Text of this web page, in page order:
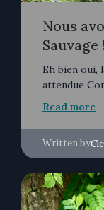
Nous
Sauvage !
Eh bien oui,
attendue
Read more
Written by